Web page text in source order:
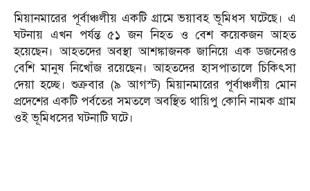
মিয়ানমারের পূর্বাঞ্চলীয় একটি গ্রামে ভয়াবহ ভূমিধস ঘটেছে। এ
ঘটনায় এখন পর্যন্ত ৫১ জন নিহত ও বেশ কয়েকজন আহত
হয়েছেন। আহতদের অবস্থা আশঙ্কাজনক জানিয়ে এক ডজনেরও
বেশি মানুষ নিখোঁজ রয়েছেন। আহতদের হাসপাতালে চিকিৎসা
দেয়া হচ্ছে। শুক্রবার (৯ আগস্ট) মিয়ানমারের পূর্বাঞ্চলীয় মোন
প্রদেশের একটি পর্বতের সমতলে অবস্থিত থায়িপু কোনি নামক গ্রাম
ওই ভূমিধসের ঘটনাটি ঘটে।